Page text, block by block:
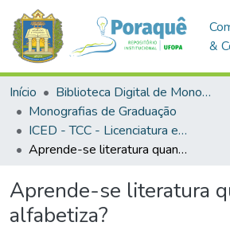
&
Início
Biblioteca Digital de Monografias (BDM)
Monografias de Graduação
ICED - TCC - Licenciatura em Pedagogia
Aprende-se literatura quando se alfabetiza?
Aprende-se literatura
alfabetiza?